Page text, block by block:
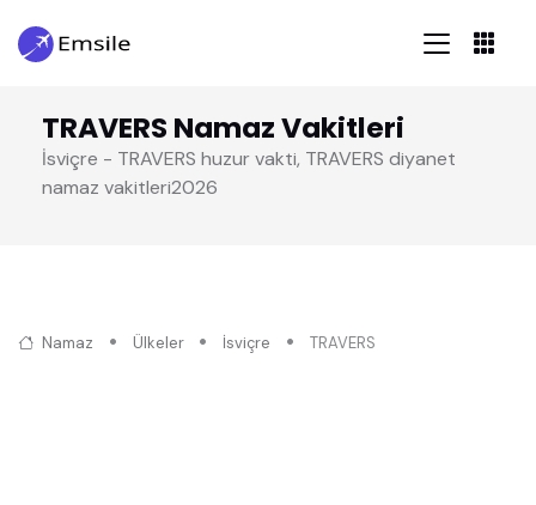
TRAVERS Namaz Vakitleri
İsviçre - TRAVERS huzur vakti, TRAVERS diyanet
namaz vakitleri2026
Namaz Ülkeler İsviçre TRAVERS